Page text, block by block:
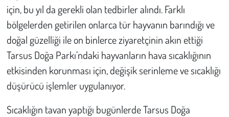
için, bu yıl da gerekli olan tedbirler alındı. Farklı
bölgelerden getirilen onlarca tür hayvanın barındığı ve
doğal güzelliği ile on binlerce ziyaretçinin akın ettiği
Tarsus Doğa Parkı’ndaki hayvanların hava sıcaklığının
etkisinden korunması için, değişik serinleme ve sıcaklığı
düşürücü işlemler uygulanıyor.
Sıcaklığın tavan yaptığı bugünlerde Tarsus Doğa